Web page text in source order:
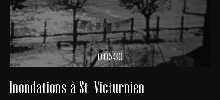
0:05:30
Inondations à St-Victurnien